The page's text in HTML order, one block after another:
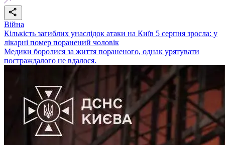
Війна
Кількість загиблих унаслідок атаки на Київ 5 серпня зросла: у
лікарні помер поранений чоловік
Медики боролися за життя пораненого, однак урятувати
постраждалого не вдалося.